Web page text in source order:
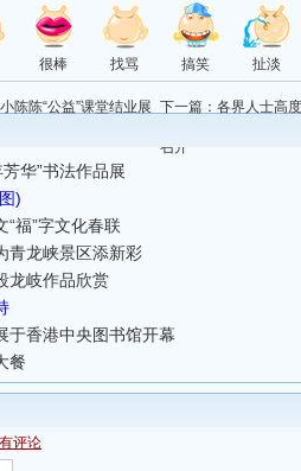
很棒 找骂 搞笑 扯淡
陈陈“公益”课堂结业展 下一篇： 各界人士高
召开
华”书法作品展
)
“福”字文化春联
青龙峡景区添新彩
龙岐作品欣赏
于香港中央图书馆开幕
餐
评论